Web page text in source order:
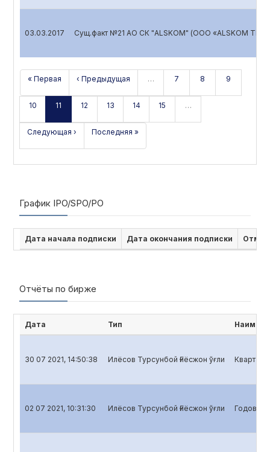
03.03.2017 Сущ.факт №21 АО СК "ALSKOM" (ООО «ALSKOM
« Первая ‹ Предыдущая … 7 8 9
10 11 12 13 14 15 …
Следующая › Последняя »
График IPO/SPO/PO
Дата начала подписки Дата окончания подписки
Отчёты по бирже
Дата Тип
30 07 2021, 14:50:38 Илёсов Турсунбой Ғиёсжон ўғли
02 07 2021, 10:31:30 Илёсов Турсунбой Ғиёсжон ўғли Годовой